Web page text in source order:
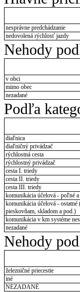
nesprávne predchádzanie
nedovolená rýchlosť jazdy
Nehody
v obci
mimo obec
nezadané
Podľa
diaľnica
diaľničný privádzač
rýchlostná cesta
rýchlostný privádzač
cesta I. triedy
cesta II. triedy
cesta III. triedy
komunikácia účelová - poľné a
komunikácia účelová -
pieskovňam, skladom a pod.)
komunikácia v km systéme
nezadané
Nehody
železničné priecestie
iné
NEZADANÉ